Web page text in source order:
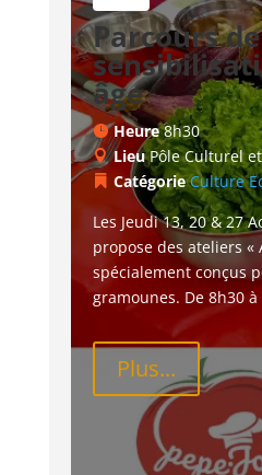
Parcours de
âge
Heure8h30
LieuPôle Culturel
CatégorieCulture
Les Jeudi 13, 20 & 27
propose des ateliers «
spécialement conçus
gramounes. De 8h30
Plus...